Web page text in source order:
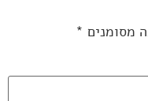
מסומנים *